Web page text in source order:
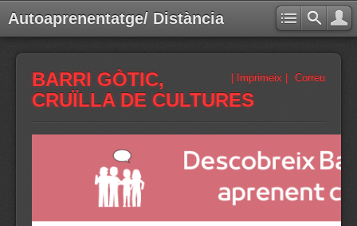
Autoaprenentatge/ Distància
Correu
| Imprimeix |
BARRI GÒTIC,
CRUÏLLA DE CULTURES